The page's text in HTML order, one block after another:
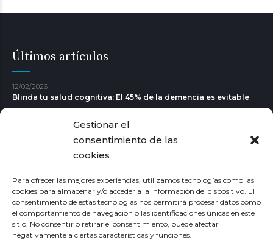
Gestionar el
consentimiento de las
cookies
Para ofrecer las mejores experiencias, utilizamos tecnologías como las
cookies para almacenar y/o acceder a la información del dispositivo. El
consentimiento de estas tecnologías nos permitirá procesar datos como
el comportamiento de navegación o las identificaciones únicas en este
sitio. No consentir o retirar el consentimiento, puede afectar
negativamente a ciertas características y funciones.
Últimos artículos
12/02/2026
Blinda tu salud cognitiva: El 45% de la demencia es evitable
La alimentación e hiperactividad infantil: lo que se sabe
02/06/2024
LA HOMEOPATÍA MEJORA EL SÍNDROME DE OVARIO
POLIQUÍSTICO
26/04/2024
Vegetaciones y agrandamiento de anginas se reducen y